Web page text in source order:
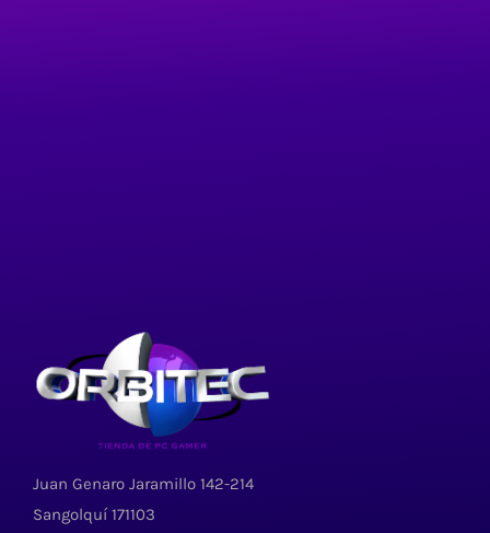
Juan Genaro Jaramillo 142-214
Sangolquí 171103